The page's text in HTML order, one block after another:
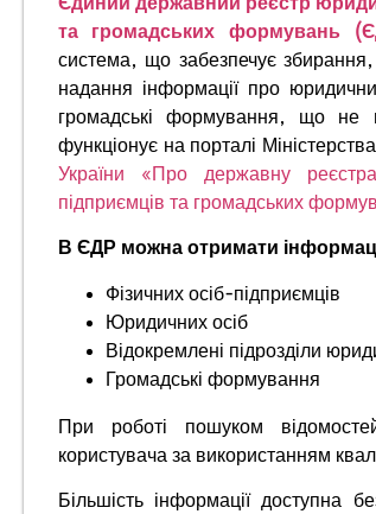
та громадських формувань
система, що забезпечує
надання інформації про
громадські формування, що не
функціонує на порталі
України «Про державну
підприємців та громадських
В ЄДР можна отримати
Фізичних осіб-підприємців
Юридичних осіб
Відокремлені підрозділи
Громадські формування
При роботі пошуком
користувача за використанням
Більшість інформації доступна